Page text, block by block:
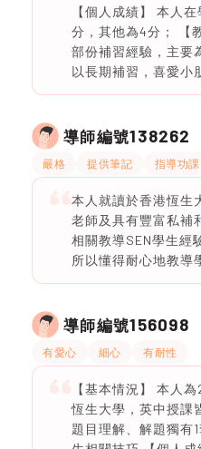
【個人成績】 本人
分，其他為4分； 【
部份補習經驗，主要
以長期補習，喜愛小
導師編號138262
嚴格 提供筆記 指導功課
本人就讀於香港恆生
老師及具有豐富私補
相關教導SEN學生經
所以懂得耐心地教導
導師編號156098
有愛心 細心 有耐性
【基本情況】 本人
恆生大學，英中授課
題目理解、解題獨有